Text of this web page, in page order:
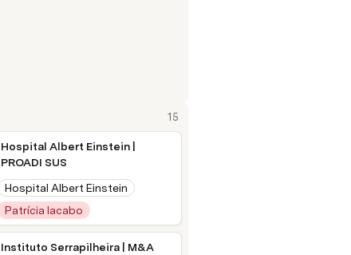
15
Hospital Albert Einstein |
PROADI SUS
Hospital Albert Einstein
Patrícia Iacabo
Instituto Serrapilheira | M&A